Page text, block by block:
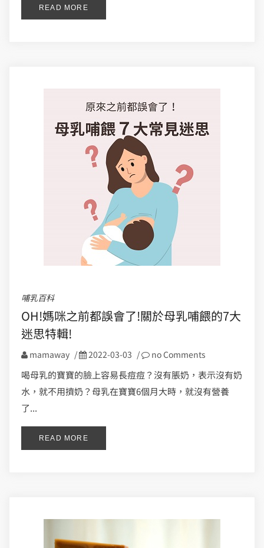
READ MORE
哺乳百科
OH!媽咪之前都誤會了!關於母乳哺餵的7大
迷思特輯!
mamaway / 2022-03-03 / no Comments
喝母乳的寶寶的臉上容易長痘痘？沒有脹奶，表示沒有奶
水，就不用擠奶？母乳在寶寶6個月大時，就沒有營養
了...
READ MORE